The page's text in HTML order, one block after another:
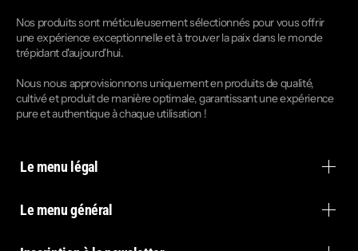
Nos produits sont méticuleusement sélectionnés pour vous offrir
une expérience exceptionnelle et à trouver la paix dans le monde
trépidant d'aujourd'hui.
Nous nous approvisionnons uniquement en produits de qualité,
cultivé et produit de manière optimale, garantissant une expérience
pure et authentique à chaque utilisation !
Le menu légal
Le menu général